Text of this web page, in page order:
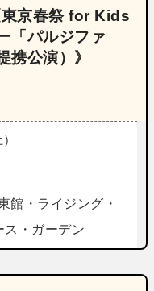
京春祭 for Kids
「パルジファ
携公演）》
館・ライジング・
ス・ガーデン